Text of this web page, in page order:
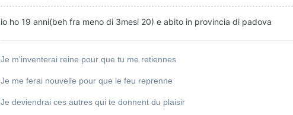
io ho 19 anni(beh fra meno di 3mesi 20) e abito in provincia di padova
Je m'inventerai reine pour que tu me retiennes
Je me ferai nouvelle pour que le feu reprenne
Je deviendrai ces autres qui te donnent du plaisir